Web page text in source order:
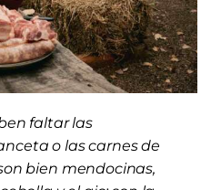
faltar las
o las carnes de
bien mendocinas,